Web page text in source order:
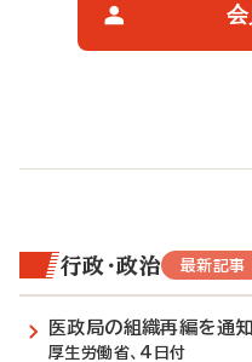
行政・政治 最新記事
医政局の組織再編を通知
厚生労働省、4日付